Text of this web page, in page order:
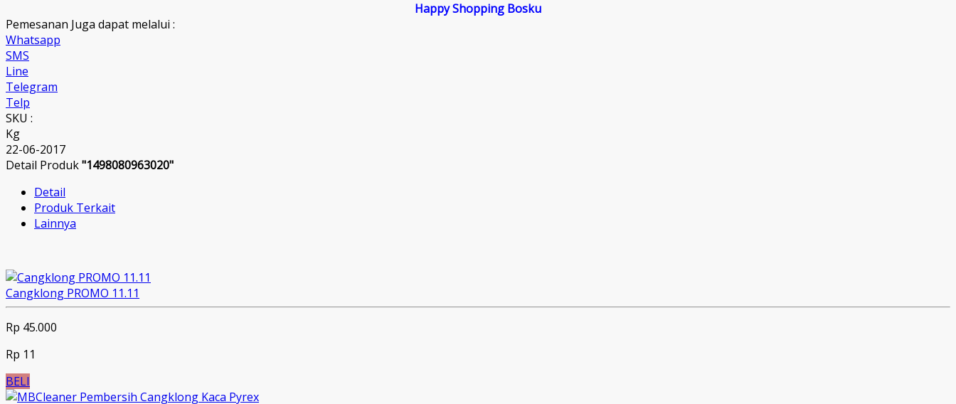
Happy Shopping Bosku
Pemesanan Juga dapat melalui :
Whatsapp
SMS
Line
Telegram
Telp
SKU :
Kg
22-06-2017
Detail Produk"1498080963020"
Detail
Produk Terkait
Lainnya
Cangklong PROMO 11.11
Rp 45.000
Rp 11
BELI